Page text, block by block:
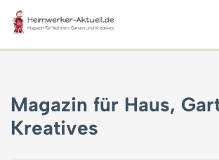
Zum
Inhalt
Magazin für Haus,
Kreatives